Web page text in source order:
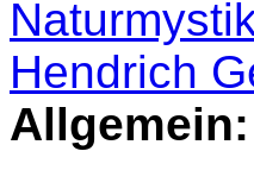
Hendrich
Allgemein: